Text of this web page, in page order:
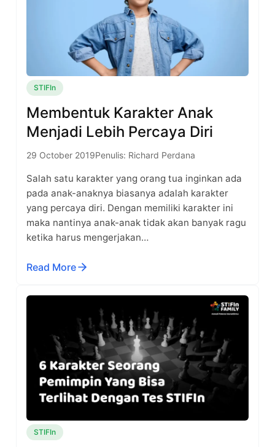
STIFIn
Membentuk Karakter Anak
Menjadi Lebih Percaya Diri
29 October 2019Penulis: Richard Perdana
Salah satu karakter yang orang tua inginkan ada
pada anak-anaknya biasanya adalah karakter
yang percaya diri. Dengan memiliki karakter ini
maka nantinya anak-anak tidak akan banyak ragu
ketika harus mengerjakan…
Read More
STIFIn